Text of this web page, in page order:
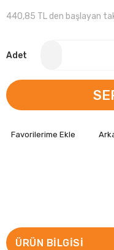
440,85 TL den başlayan
Adet
ÜRÜN BILGISI